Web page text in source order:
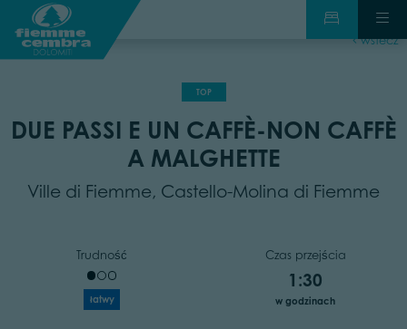
wstecz
TOP
DUE PASSI E UN CAFFÈ-NON CAFFÈ
A MALGHETTE
Ville di Fiemme, Castello-Molina di Fiemme
Trudność
łatwy
Czas przejścia
1:30
w godzinach